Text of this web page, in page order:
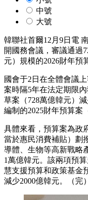
中號
大號
韓聯社首爾12月9日電
開國務會議，審議通過
元）規模的2026財年預
國會于2日在全體會議
案時隔5年在法定期限
草案（728萬億韓元）
編制的2025財年預算案
具體來看，預算案為
當於惠民消費補貼）劃
導體、生物等高新戰略
1萬億韓元。該兩項預
慧支援預算和政策基金
減少2000億韓元。（完）